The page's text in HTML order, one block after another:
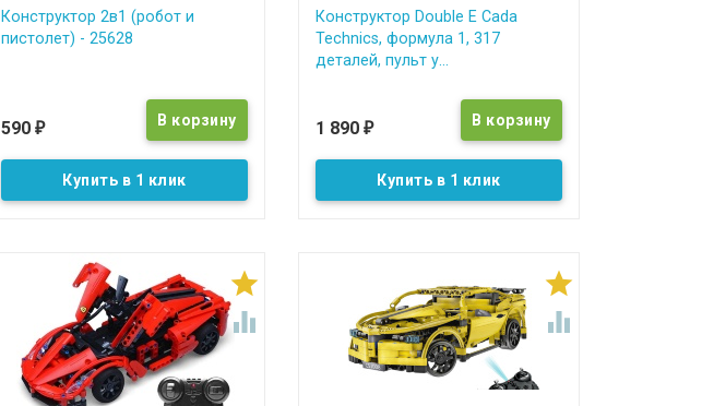
Конструктор 2в1 (робот и
пистолет) - 25628
590 ₽
Купить в 1 клик
Конструктор Double E Cada
Technics, формула 1, 317
деталей, пульт у...
1 890 ₽
Купить в 1 клик



